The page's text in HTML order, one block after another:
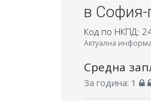
в
Код по НКПД:
Актуална
Средна
За година: 1